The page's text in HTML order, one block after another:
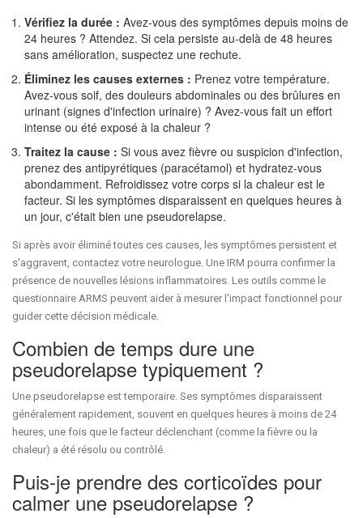
Vérifiez la durée : Avez-vous des symptômes depuis moins de
24 heures ? Attendez. Si cela persiste au-delà de 48 heures
sans amélioration, suspectez une rechute.
Éliminez les causes externes : Prenez votre température.
Avez-vous soif, des douleurs abdominales ou des brûlures en
urinant (signes d'infection urinaire) ? Avez-vous fait un effort
intense ou été exposé à la chaleur ?
Traitez la cause : Si vous avez fièvre ou suspicion d'infection,
prenez des antipyrétiques (paracétamol) et hydratez-vous
abondamment. Refroidissez votre corps si la chaleur est le
facteur. Si les symptômes disparaissent en quelques heures à
un jour, c'était bien une pseudorelapse.
Si après avoir éliminé toutes ces causes, les symptômes persistent et
s'aggravent, contactez votre neurologue. Une IRM pourra confirmer la
présence de nouvelles lésions inflammatoires. Les outils comme le
questionnaire ARMS peuvent aider à mesurer l'impact fonctionnel pour
guider cette décision médicale.
Combien de temps dure une
pseudorelapse typiquement ?
Une pseudorelapse est temporaire. Ses symptômes disparaissent
généralement rapidement, souvent en quelques heures à moins de 24
heures, une fois que le facteur déclenchant (comme la fièvre ou la
chaleur) a été résolu ou contrôlé.
Puis-je prendre des corticoïdes pour
calmer une pseudorelapse ?